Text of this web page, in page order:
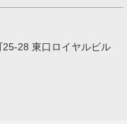
28 東口ロイヤルビル